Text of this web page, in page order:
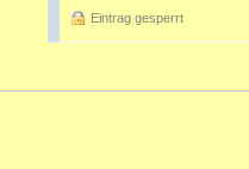
Eintrag gesperrt